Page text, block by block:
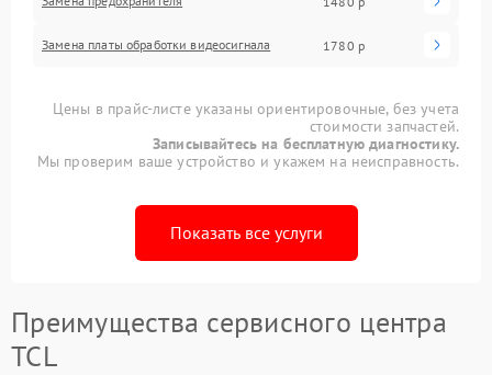
Замена платы обработки видеосигнала 1780 р
Цены в прайс-листе указаны ориентировочные, без учета
стоимости запчастей.
Записывайтесь на бесплатную диагностику.
Мы проверим ваше устройство и укажем на неисправность.
Показать все услуги
Преимущества сервисного центра
TCL